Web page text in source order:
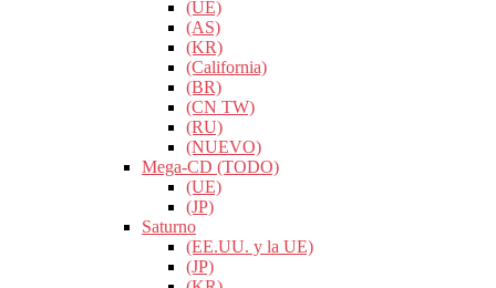
(UE)
(AS)
(KR)
(California)
(BR)
(CN TW)
(RU)
(NUEVO)
Mega-CD (TODO)
(UE)
(JP)
Saturno
(EE.UU. y la UE)
(JP)